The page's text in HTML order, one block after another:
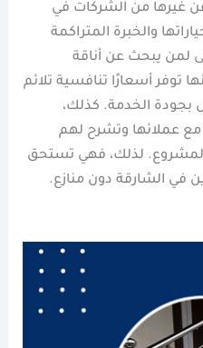
عن غيرها من الشركات في
والخبرة المتراكمة
لمن يبحث عن أناقة
توفر أسعارًا تنافسية تلائم
بجودة الخدمة. كذلك،
مع عملائها وتشرح لهم
لذلك، فهي تستحق
في الشارقة دون منازع.